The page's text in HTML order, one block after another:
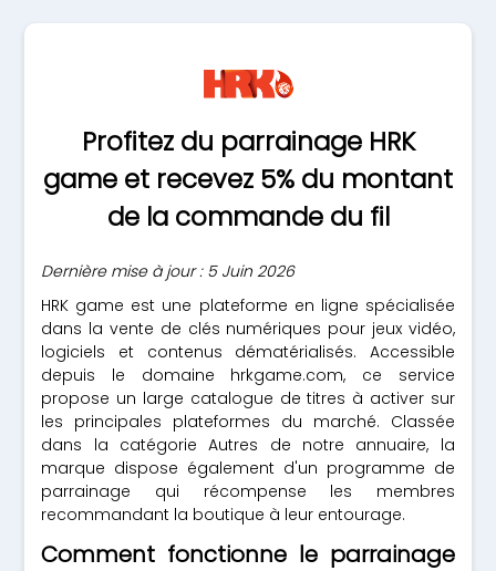
Profitez du parrainage HRK
game et recevez 5% du montant
de la commande du fil
Dernière mise à jour : 5 Juin 2026
HRK game est une plateforme en ligne spécialisée
dans la vente de clés numériques pour jeux vidéo,
logiciels et contenus dématérialisés. Accessible
depuis le domaine hrkgame.com, ce service
propose un large catalogue de titres à activer sur
les principales plateformes du marché. Classée
dans la catégorie Autres de notre annuaire, la
marque dispose également d'un programme de
parrainage qui récompense les membres
recommandant la boutique à leur entourage.
Comment fonctionne le parrainage